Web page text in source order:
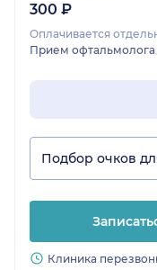
300 ₽
Оплачивается
Прием офтальмолога
Подбор очков
Клиника